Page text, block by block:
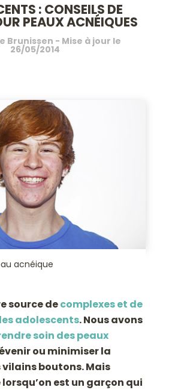
: CONSEILS DE
PEAUX ACNÉIQUES
Brunissen - Mise à jour le
26/05/2014
acnéique
source decomplexes et de
adolescents. Nous avons
soin des peaux
ou minimiser la
vilains boutons. Mais
est un garçon qui